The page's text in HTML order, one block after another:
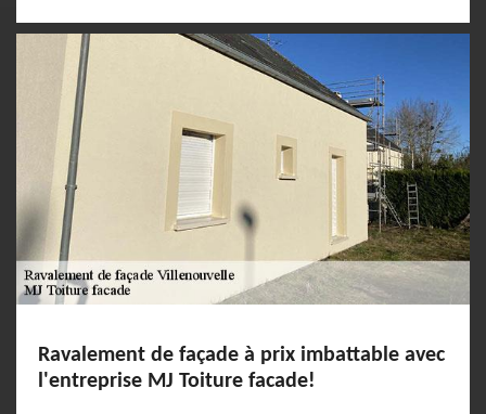
Ravalement de façade à prix imbattable avec
l'entreprise MJ Toiture facade!